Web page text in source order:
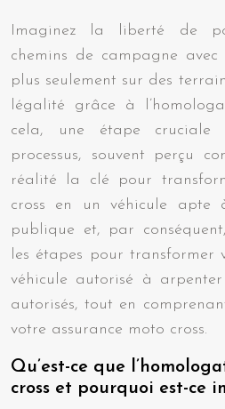
Imaginez la liberté de
chemins de campagne
plus seulement sur des
légalité grâce à
cela, une étape cruciale
processus, souvent perçu
réalité la clé pour
cross en un véhicule
publique et, par
les étapes pour transformer
véhicule autorisé à
autorisés, tout en
votre assurance moto cross.
Qu’est-ce que
cross et pourquoi est-ce